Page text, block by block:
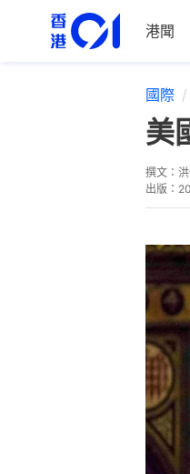
港聞
國際
美
撰文：
出版：